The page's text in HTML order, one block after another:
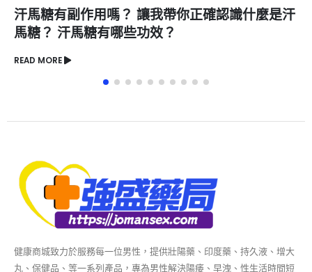
認識什麼是汗 英國威馬代購會有偽藥嗎？代購是
READ MORE
健康商城致力於服務每一位男性，提供壯陽藥、印度藥、持久液、增大
丸、保健品、等一系列產品，專為男性解決陽痿、早洩、性生活時間短